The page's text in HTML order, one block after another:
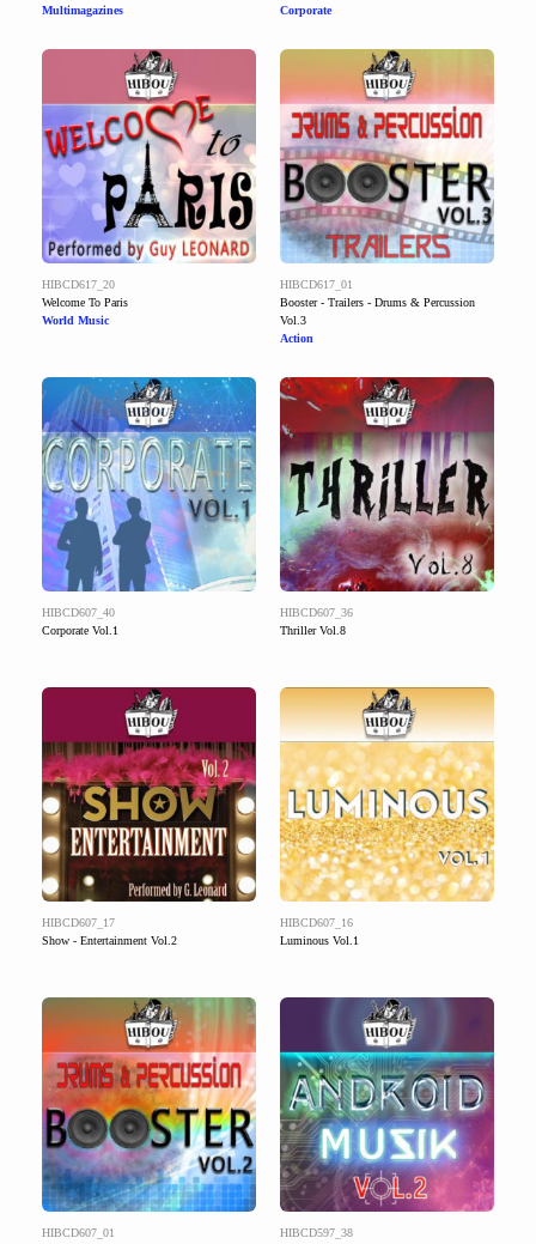
Multimagazines
Corporate
HIBCD617_20
Welcome To Paris
World Music
HIBCD617_01
Booster - Trailers - Drums & Percussion
Vol.3
Action
HIBCD607_40
Corporate Vol.1
HIBCD607_36
Thriller Vol.8
HIBCD607_17
Show - Entertainment Vol.2
HIBCD607_16
Luminous Vol.1
HIBCD607_01 HIBCD597_38